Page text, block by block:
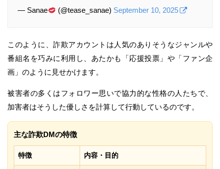
— Sanae (@tease_sanae) September 10, 2025
このように、詐欺アカウントは人気のありそうなジャンルや
番組名を巧みに利用し、あたかも「応援投票」や「ファン企
画」のように見せかけます。
被害者の多くはフォロワー思いで協力的な性格の人たちで、
加害者はそうした優しさを計算して行動しているのです。
主な詐欺DMの特徴
特徴 内容・目的